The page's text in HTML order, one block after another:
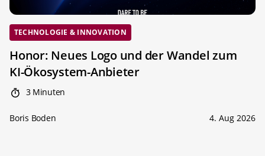
TECHNOLOGIE & INNOVATION
Honor: Neues Logo und der Wandel zum
KI-Ökosystem-Anbieter
3 Minuten
Boris Boden 4. Aug 2026